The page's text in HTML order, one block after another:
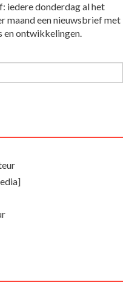
iedere donderdag al het
maand een nieuwsbrief met
en ontwikkelingen.